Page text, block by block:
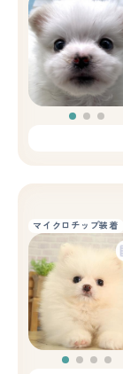
マイクロチップ装着